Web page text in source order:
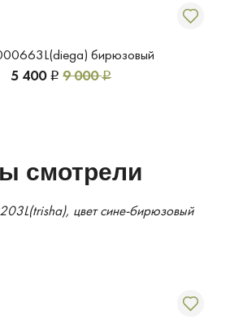
бирюзовый
5 400 Р 9 000Р
смотрели